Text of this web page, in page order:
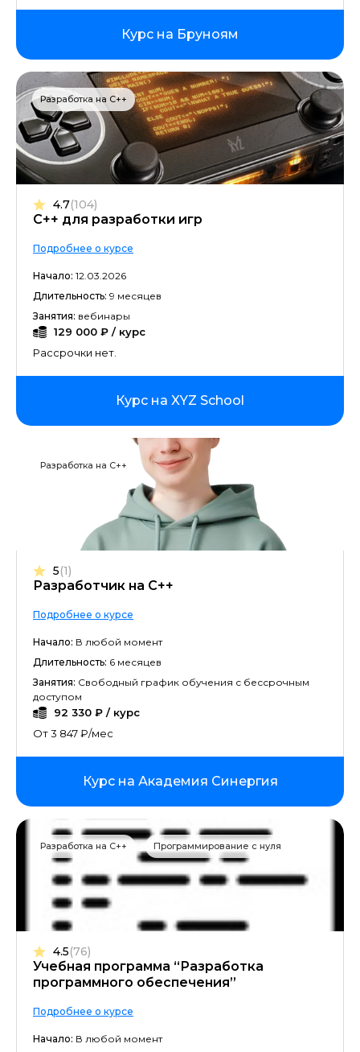
Курс на Бруноям
Разработка на C++
C++ для разработки игр
4.7(104)
Подробнее о курсе
Начало: 12.03.2026
Длительность: 9 месяцев
Занятия: вебинары
129 000 ₽ / курс
Рассрочки нет.
Курс на XYZ School
Разработка на C++
Разработчик на С++
5(1)
Подробнее о курсе
Начало: В любой момент
Длительность: 6 месяцев
Занятия: Свободный график обучения с бессрочным
доступом
92 330 ₽ / курс
От 3 847 ₽/мес
Курс на Академия Синергия
Разработка на C++ Программирование с нуля
Учебная программа “Разработка
программного обеспечения”
4.5(76)
Подробнее о курсе
Начало: В любой момент